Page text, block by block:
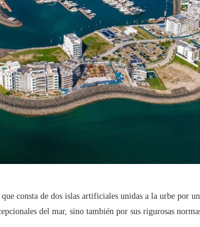
consta de dos islas artificiales unidas a la urbe por
del mar, sino también por sus rigurosas